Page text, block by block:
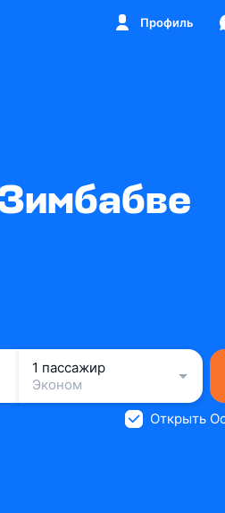
Профиль
1 пассажир
Эконом
Открыть